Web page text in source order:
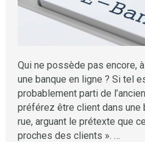
Qui ne possède pas encore,
une banque en ligne ? Si tel
probablement parti de
préférez être client dans une
rue, arguant le prétexte que
proches des clients ». …